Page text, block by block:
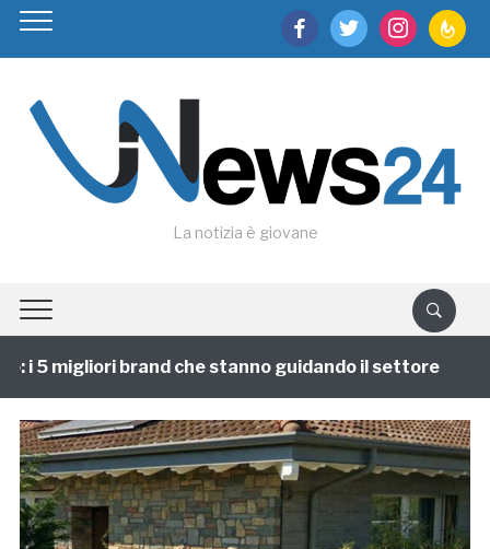
facebooktwitter instagram
La notizia è giovane
5 migliori brand che stanno guidando il settore